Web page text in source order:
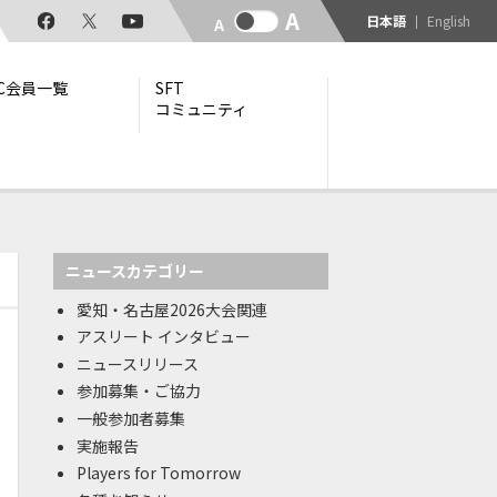
会員一覧
SFT
コミュニティ
日本語 English
ニュースカテゴリー
愛知・名古屋2026大会関連
アスリート インタビュー
ニュースリリース
参加募集・ご協力
一般参加者募集
実施報告
Players for Tomorrow